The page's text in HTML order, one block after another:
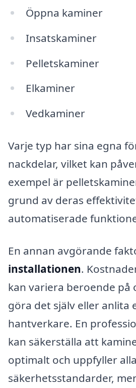
Öppna kaminer
Insatskaminer
Pelletskaminer
Elkaminer
Vedkaminer
Varje typ har sina egna
nackdelar, vilket kan
exempel är
grund av deras
automatiserade
En annan avgörande
installationen.
kan variera beroende på
göra det själv eller anlita
hantverkare. En
kan säkerställa att
optimalt och uppfyller alla
säkerhetsstandarder,